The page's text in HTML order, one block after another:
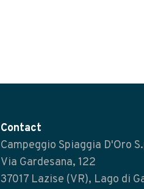
Contact
Campeggio Spiaggia D'Oro
Via Gardesana, 122
37017 Lazise (VR), Lago di